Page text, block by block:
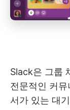
Slack은 그룹
전문적인 커
서가 있는 대